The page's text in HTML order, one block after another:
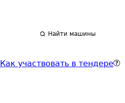
Найти машины
Как участвовать в тендере